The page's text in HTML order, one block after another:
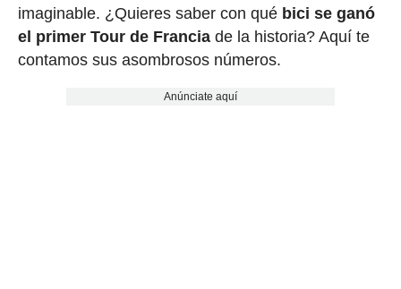
imaginable. ¿Quieres saber con qué bici se ganó
el primer Tour de Franciade la historia? Aquí te
contamos sus asombrosos números.
Anúnciate aquí